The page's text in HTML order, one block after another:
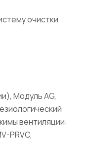
очистки
Модуль AG,
вентиляции:
PRVC,